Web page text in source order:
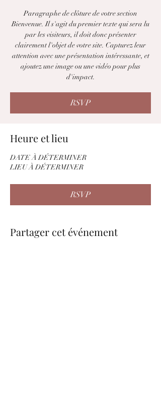
Paragraphe de clôture de votre section
Bienvenue. Il s'agit du premier texte qui sera lu
par les visiteurs, il doit donc présenter
clairement l'objet de votre site. Capturez leur
attention avec une présentation intéressante, et
ajoutez une image ou une vidéo pour plus
d'impact.
RSVP
Heure et lieu
DATE À DÉTERMINER
LIEU À DÉTERMINER
RSVP
Partager cet événement